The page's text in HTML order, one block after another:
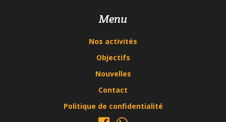
Menu
Nos activités
Objectifs
Nouvelles
Contact
Politique de confidentialité